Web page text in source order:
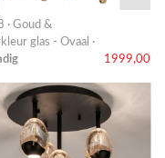
· Goud &
glas - Ovaal ·
1999,00